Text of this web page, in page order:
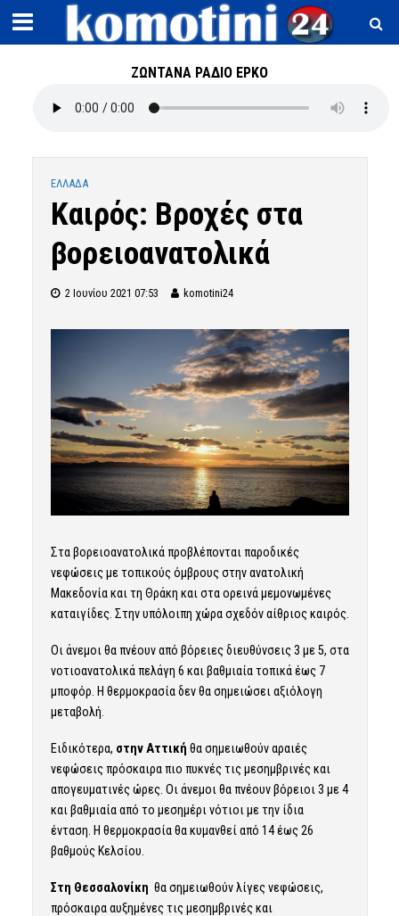
ΖΩΝΤΑΝΑ ΡΑΔΙΟ ΕΡΚΟ
ΕΛΛΑΔΑ
Καιρός: Βροχές στα
βορειοανατολικά
2 Ιουνίου 2021 07:53 komotini24
Στα βορειοανατολικά προβλέπονται παροδικές
νεφώσεις με τοπικούς όμβρους στην ανατολική
Μακεδονία και τη Θράκη και στα ορεινά μεμονωμένες
καταιγίδες. Στην υπόλοιπη χώρα σχεδόν αίθριος καιρός.
Οι άνεμοι θα πνέουν από βόρειες διευθύνσεις 3 με 5, στα
νοτιοανατολικά πελάγη 6 και βαθμιαία τοπικά έως 7
μποφόρ. Η θερμοκρασία δεν θα σημειώσει αξιόλογη
μεταβολή.
Ειδικότερα, στην Αττική θα σημειωθούν αραιές
νεφώσεις πρόσκαιρα πιο πυκνές τις μεσημβρινές και
απογευματινές ώρες. Οι άνεμοι θα πνέουν βόρειοι 3 με 4
και βαθμιαία από το μεσημέρι νότιοι με την ίδια
ένταση. Η θερμοκρασία θα κυμανθεί από 14 έως 26
βαθμούς Κελσίου.
Στη Θεσσαλονίκη θα σημειωθούν λίγες νεφώσεις,
πρόσκαιρα αυξημένες τις μεσημβρινές και